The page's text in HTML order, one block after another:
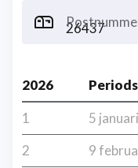
2026
1
5 januari
2
9